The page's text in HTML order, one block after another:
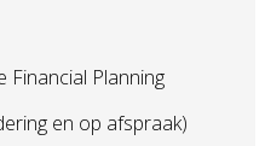
Financial Planning
en op afspraak)